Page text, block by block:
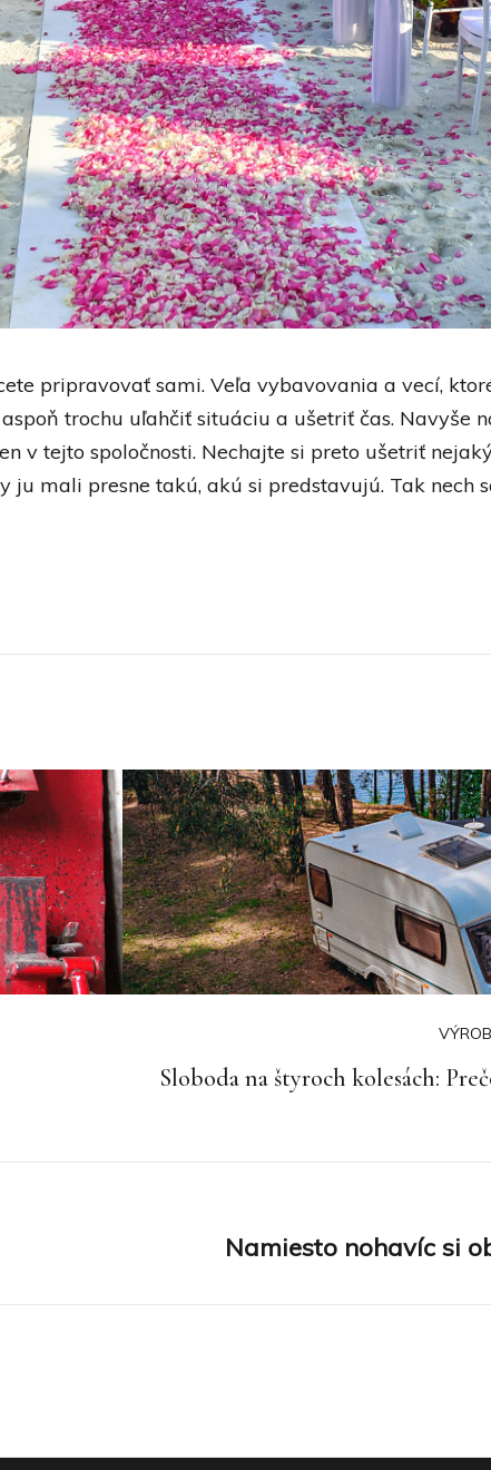
pripravovať sami. Veľa vybavovania a vecí,
trochu uľahčiť situáciu a ušetriť čas. Navyše
v tejto spoločnosti. Nechajte si preto ušetriť
mali presne takú, akú si predstavujú. Tak nech
Sloboda na štyroch kolesách:
Namiesto nohavíc si